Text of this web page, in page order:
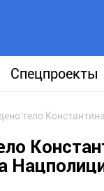
Спецпроекты
тело